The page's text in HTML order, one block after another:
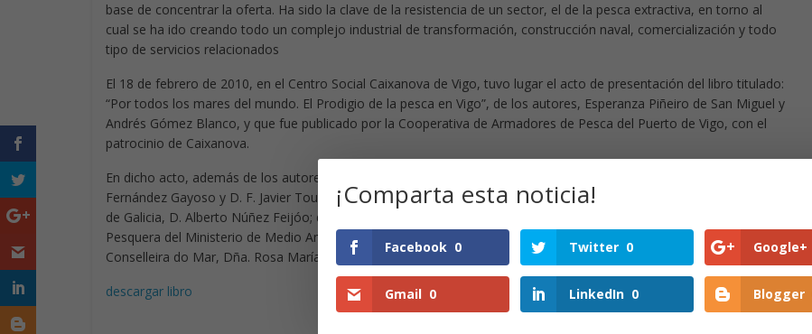
base de concentrar la oferta. Ha sido la clave de la resistencia de un sector, el de la pesca extractiva, en torno al
cual se ha ido creando todo un complejo industrial de transformación, construcción naval, comercialización y todo
tipo de servicios relacionados
El 18 de febrero de 2010, en el Centro Social Caixanova de Vigo, tuvo lugar el acto de presentación del libro titulado:
“Por todos los mares del mundo. El Prodigio de la pesca en Vigo”, de los autores, Esperanza Piñeiro de San Miguel y
Andrés Gómez Blanco, y que fue publicado por la Cooperativa de Armadores de Pesca del Puerto de Vigo, con el
patrocinio de Caixanova.
En dicho acto, además de los autores y de los Presidentes de Caixanova y de la Cooperativa de Armadores, D. Julio
Fernández Gayoso y D. F. Javier Touza Touza, respectivamente, se contó con la presencia del Presidente de la Xunta
de Galicia, D. Alberto Núñez Feijóo; del Alcalde de Vigo, D. Abel Caballero Álvarez; del Director General de Ordenación
Pesquera del Ministerio de Medio Ambiente, y Medio Rural y Marino, D. Juan Ignacio Gandarias Serrano, y de la
Conselleira do Mar, Dña. Rosa María Quintana Carballo.
descargar libro
¡Comparta esta noticia!
Facebook 0 Twitter 0 Google+
Gmail 0 LinkedIn 0 Blogger